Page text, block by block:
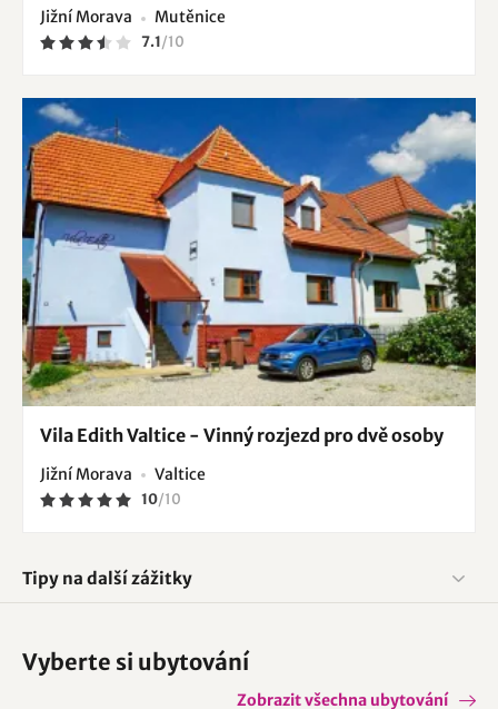
Jižní Morava Mutěnice
7.1/10
Vila Edith Valtice - Vinný rozjezd pro dvě osoby
Jižní Morava Valtice
10/10
Tipy na další zážitky
Vyberte si ubytování
Zobrazit všechna ubytování